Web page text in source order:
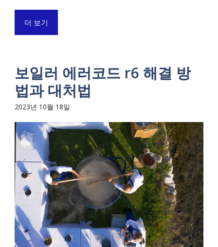
더 보기
보일러 에러코드 r6 해결 방
법과 대처법
2023년 10월 18일